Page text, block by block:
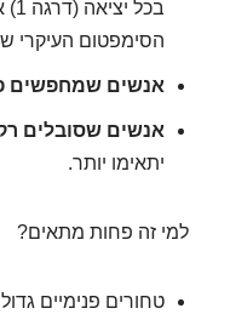
הסימפטום העיקרי
אנשים שמחפשים
אנשים שסובלים
יתאימו יותר.
למי זה פחות מתאים?
טחורים פנימיים גדולים מדרגה 3 או 4 (שצונחים החוצה